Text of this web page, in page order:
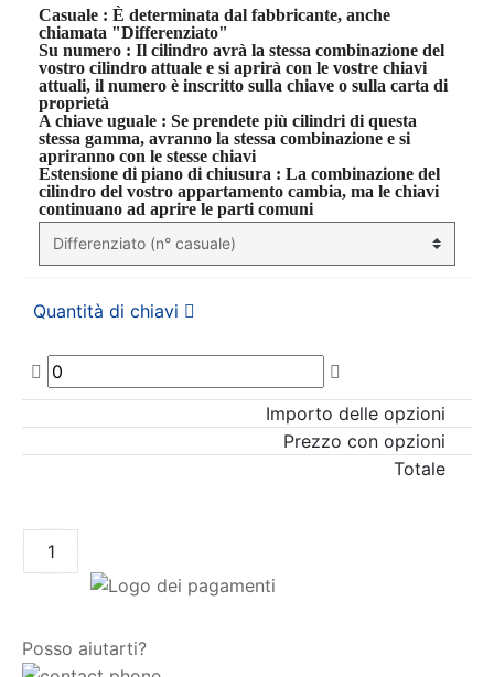
Casuale : È determinata dal fabbricante, anche
chiamata "Differenziato"
Su numero : Il cilindro avrà la stessa combinazione del
vostro cilindro attuale e si aprirà con le vostre chiavi
attuali, il numero è inscritto sulla chiave o sulla carta di
proprietà
A chiave uguale : Se prendete più cilindri di questa
stessa gamma, avranno la stessa combinazione e si
apriranno con le stesse chiavi
Estensione di piano di chiusura : La combinazione del
cilindro del vostro appartamento cambia, ma le chiavi
continuano ad aprire le parti comuni
Quantità di chiavi
Importo delle opzioni
Prezzo con opzioni
Totale
Posso aiutarti?